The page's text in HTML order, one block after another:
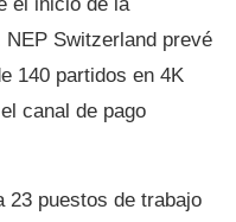
Switzerland prevé
140 partidos en 4K
canal de pago
23 puestos de trabajo